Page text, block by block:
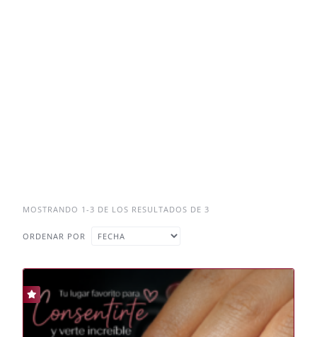
MOSTRANDO 1-3 DE LOS RESULTADOS DE 3
ORDENAR POR